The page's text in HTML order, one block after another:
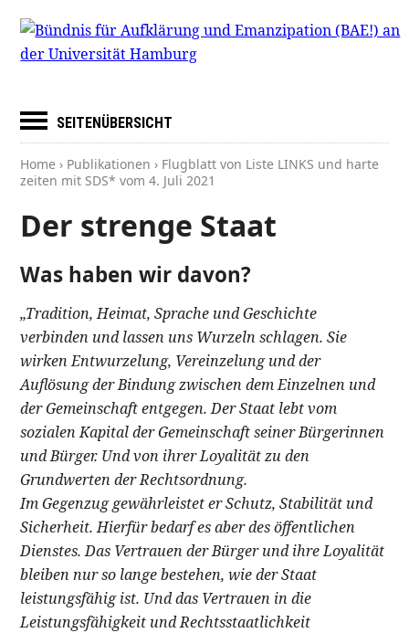
SEITENÜBERSICHT
Home › Publikationen › Flugblatt von Liste LINKS und harte
zeiten mit SDS* vom4. Juli 2021
Der strenge Staat
Was haben wir davon?
„Tradition, Heimat, Sprache und Geschichte
verbinden und lassen uns Wurzeln schlagen. Sie
wirken Entwurzelung, Vereinzelung und der
Auflösung der Bindung zwischen dem Einzelnen und
der Gemeinschaft entgegen. Der Staat lebt vom
sozialen Kapital der Gemeinschaft seiner Bürgerinnen
und Bürger. Und von ihrer Loyalität zu den
Grundwerten der Rechtsordnung.
Im Gegenzug gewährleistet er Schutz, Stabilität und
Sicherheit. Hierfür bedarf es aber des öffentlichen
Dienstes. Das Vertrauen der Bürger und ihre Loyalität
bleiben nur so lange bestehen, wie der Staat
leistungsfähig ist. Und das Vertrauen in die
Leistungsfähigkeit und Rechtsstaatlichkeit